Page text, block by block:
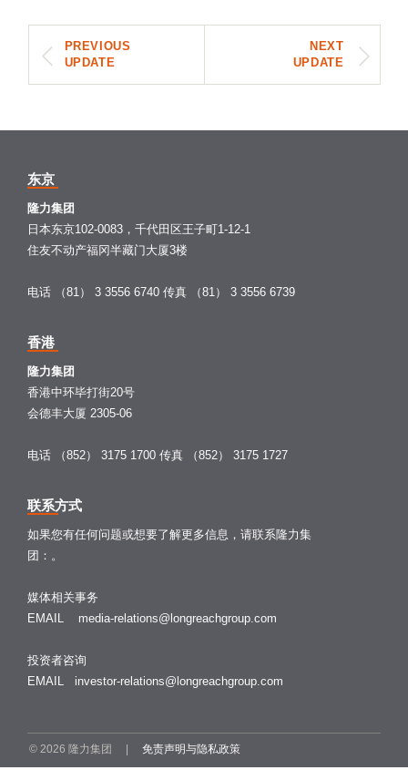
PREVIOUS
UPDATE
NEXT
UPDATE
东京
隆力集团
日本东京102-0083，千代田区王子町1-12-1
住友不动产福冈半藏门大厦3楼
电话 （81） 3 3556 6740 传真 （81） 3 3556 6739
香港
隆力集团
香港中环毕打街20号
会德丰大厦 2305-06
电话 （852） 3175 1700 传真 （852） 3175 1727
联系方式
如果您有任何问题或想要了解更多信息，请联系隆力集
团：。
媒体相关事务
EMAIL media-relations@longreachgroup.com
投资者咨询
EMAIL investor-relations@longreachgroup.com
© 2026 隆力集团 | 免责声明与隐私政策